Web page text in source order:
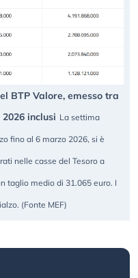
BTP Valore, emesso tra
inclusi La settima
fino al 6 marzo 2026, si è
nelle casse del Tesoro a
taglio medio di 31.065 euro. I
(Fonte MEF)